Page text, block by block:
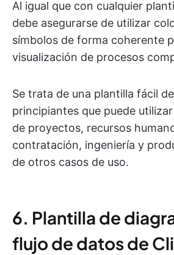
Al igual que con cualquier
debe asegurarse de utilizar
símbolos de forma coherente
visualización de procesos
Se trata de una plantilla fácil
principiantes que puede
de proyectos, recursos
contratación, ingeniería y
de otros casos de uso.
6. Plantilla de
flujo de datos de